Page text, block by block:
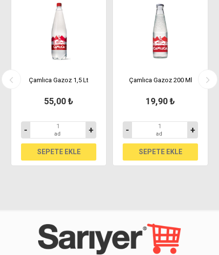
Çamlıca Gazoz 1,5 Lt
55,00 ₺
- ad +
Çamlıca Gazoz 200 Ml
19,90 ₺
- ad +